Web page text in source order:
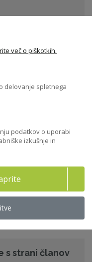
inteli
s strani članov
več o piškotkih.
delovanje spletnega
podatkov o uporabi
izkušnje in